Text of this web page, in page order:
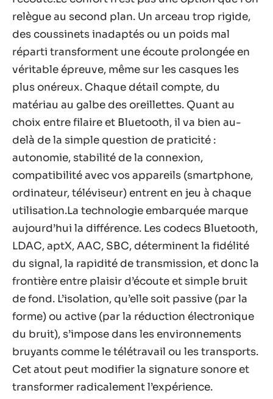
relègue au second plan. Un arceau trop rigide,
des coussinets inadaptés ou un poids mal
réparti transforment une écoute prolongée en
véritable épreuve, même sur les casques les
plus onéreux. Chaque détail compte, du
matériau au galbe des oreillettes. Quant au
choix entre filaire et Bluetooth, il va bien au-
delà de la simple question de praticité :
autonomie, stabilité de la connexion,
compatibilité avec vos appareils (smartphone,
ordinateur, téléviseur) entrent en jeu à chaque
utilisation.La technologie embarquée marque
aujourd’hui la différence. Les codecs Bluetooth,
LDAC, aptX, AAC, SBC, déterminent la fidélité
du signal, la rapidité de transmission, et donc la
frontière entre plaisir d’écoute et simple bruit
de fond. L’isolation, qu’elle soit passive (par la
forme) ou active (par la réduction électronique
du bruit), s’impose dans les environnements
bruyants comme le télétravail ou les transports.
Cet atout peut modifier la signature sonore et
transformer radicalement l’expérience.